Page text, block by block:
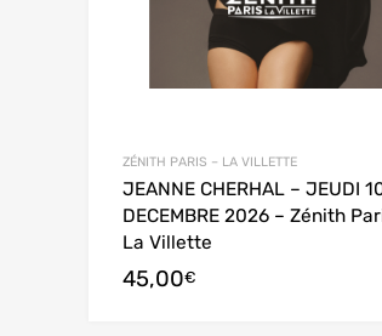
Choix des options
ZÉNITH PARIS – LA VILLETTE
JEANNE CHERHAL – JEUDI
DECEMBRE 2026 – Zénith
La Villette
45,00€